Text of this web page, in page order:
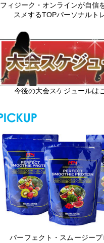
フィジーク・オンラインが自信
スメするTOPパーソナルト
今後の大会スケジュールは
パーフェクト・スムージー